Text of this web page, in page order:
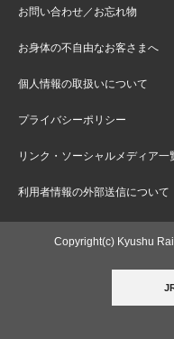
お問い合わせ／お忘れ物
お身体の不自由なお客さまへ
個人情報の取扱いについて
プライバシーポリシー
リンク・ソーシャルメディア一
利用者情報の外部送信について
Copyright(c) Kyushu